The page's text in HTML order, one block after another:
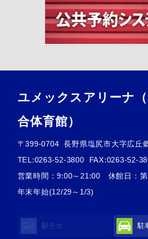
ユメックスアリーナ
合体育館）
〒399-0704
長野県塩尻市大字広丘
TEL:0263-52-3800
FAX:0263-52-
営業時間：9:00～21:00 休館日：第
年末年始(12/29～1/3)
駅チカ 駐